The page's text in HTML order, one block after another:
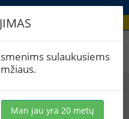
IPA
sulaukusiems
Man jau yra 20 metų